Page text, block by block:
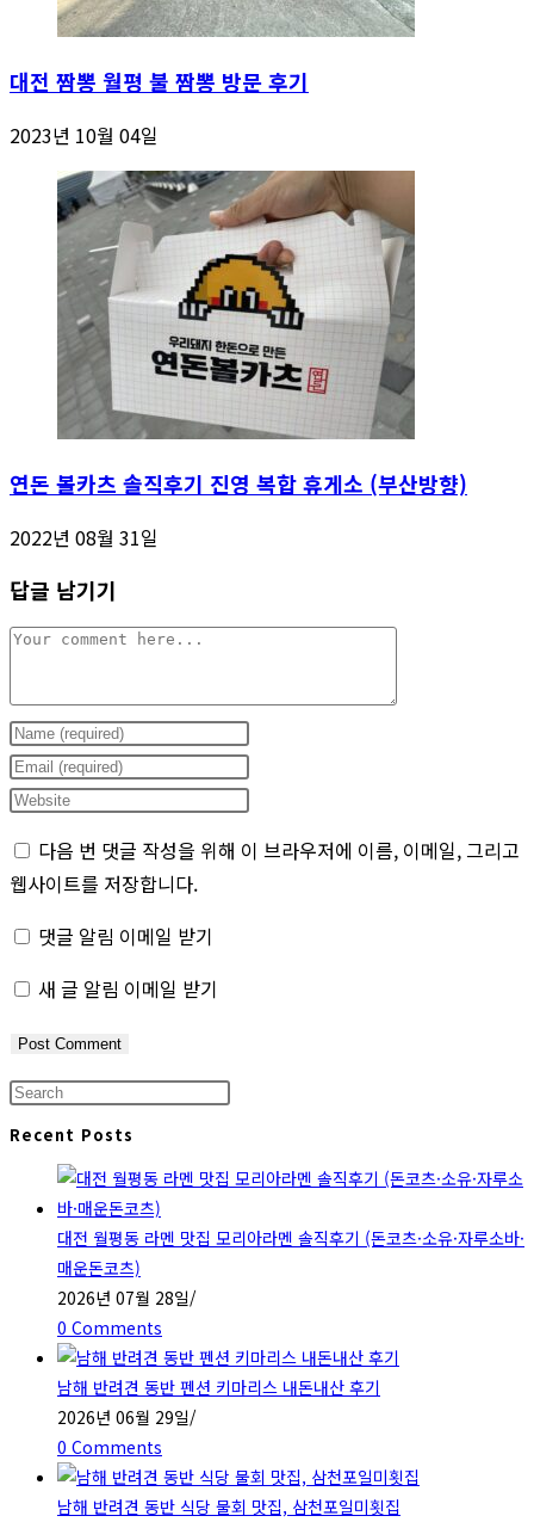
대전 짬뽕 월평 불 짬뽕 방문 후기
2023년 10월 04일
연돈 볼카츠 솔직후기 진영 복합 휴게소 (부산방향)
2022년 08월 31일
답글 남기기
Comment
Enter
your
name
username
to
comment
Enter
your
address
to
comment
Enter
website
URL
(optional)
다음 번 댓글 작성을 위해 이 브라우저에 이름, 이메일, 그리고
웹사이트를 저장합니다.
댓글 알림 이메일 받기
새 글 알림 이메일 받기
Press
close
search
Recent Posts
대전 월평동 라멘 맛집 모리아라멘 솔직후기 (돈코츠·소유·자루소바·
매운돈코츠)
2026년 07월 28일/
0 Comments
남해 반려견 동반 펜션 키마리스 내돈내산 후기
2026년 06월 29일/
0 Comments
남해 반려견 동반 식당 물회 맛집, 삼천포일미횟집